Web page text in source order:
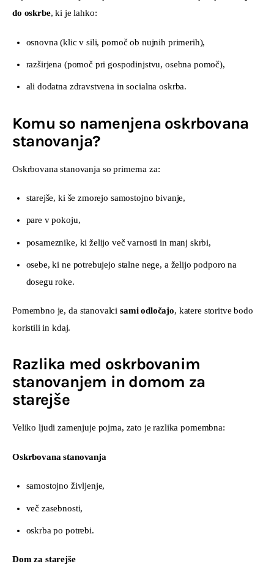
do oskrbe, ki je lahko:
osnovna (klic v sili, pomoč ob nujnih primerih),
razširjena (pomoč pri gospodinjstvu, osebna pomoč),
ali dodatna zdravstvena in socialna oskrba.
Komu so namenjena oskrbovana
stanovanja?
Oskrbovana stanovanja so primerna za:
starejše, ki še zmorejo samostojno bivanje,
pare v pokoju,
posameznike, ki želijo več varnosti in manj skrbi,
osebe, ki ne potrebujejo stalne nege, a želijo podporo na
dosegu roke.
Pomembno je, da stanovalci sami odločajo, katere storitve bodo
koristili in kdaj.
Razlika med oskrbovanim
stanovanjem in domom za
starejše
Veliko ljudi zamenjuje pojma, zato je razlika pomembna:
Oskrbovana stanovanja
samostojno življenje,
več zasebnosti,
oskrba po potrebi.
Dom za starejše